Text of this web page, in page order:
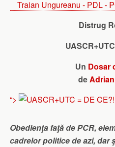
Distrug
Un Dosar
de
“>
Obedienţa faţă de PCR,
cadrelor politice de azi, dar